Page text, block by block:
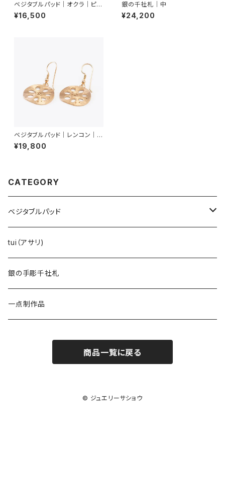
ベジタブルパッド｜オクラ｜ピア
ス
¥16,500
銀の千社札｜中
¥24,200
ベジタブルパッド｜レンコン｜ピ
アス
¥19,800
CATEGORY
ベジタブルパッド
レンコン
オクラ
tui（アサリ)
銀の手彫千社札
一点制作品
商品一覧に戻る
© ジュエリーサショウ